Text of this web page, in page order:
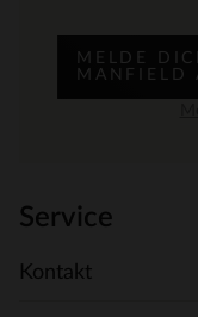
MELDE
MANFIELD
Service
Kontakt